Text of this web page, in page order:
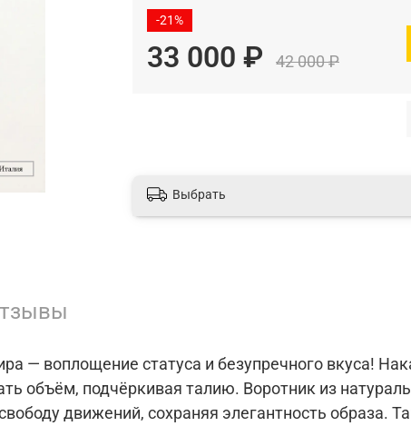
-21%
33 000 ₽ 42 000 ₽
Выбрать
— воплощение статуса и безупречного вкуса!
объём, подчёркивая талию. Воротник из
движений, сохраняя элегантность образа.